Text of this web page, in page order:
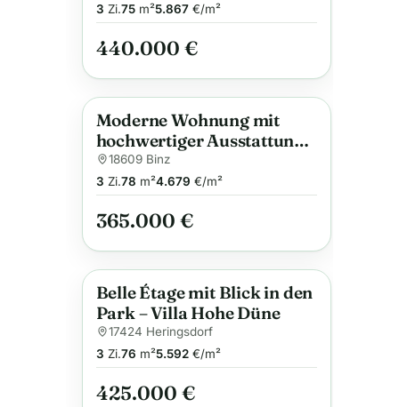
3 Zi.75m²5.867€/m²
440.000 €
Anzeige
Moderne Wohnung mit
hochwertiger Ausstattung
in der ersten Reihe zum
Ostseestrand
18609 Binz
3 Zi.78 m²4.679 €/m²
365.000 €
Anzeige
Belle Étage mit Blick in den
Park – Villa Hohe Düne
17424 Heringsdorf
3 Zi.76 m²5.592€/m²
425.000 €